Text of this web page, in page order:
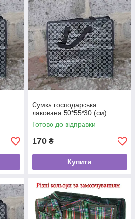
Сумка господарська
лакована 50*55*30 (см)
Готово до відправки
170 ₴
Купити